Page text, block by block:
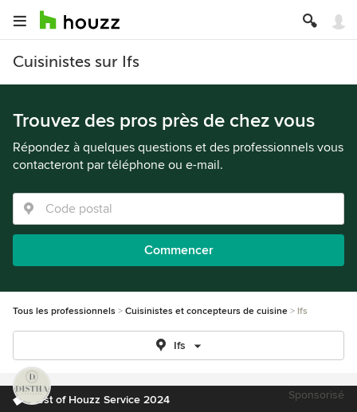
Cuisinistes sur Ifs
Trouvez des pros près de chez vous
Répondez à quelques questions et des professionnels vous
contacteront par téléphone ou e-mail.
Commencer
Tous les professionnels Cuisinistes et concepteurs de cuisine Ifs
Ifs
Best of Houzz Service 2024 Sponsorisé